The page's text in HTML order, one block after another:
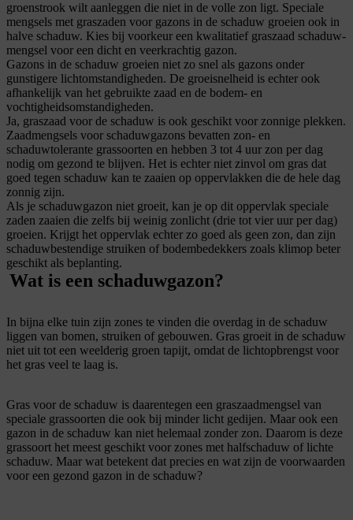
groenstrook wilt aanleggen die niet in de volle zon ligt. Speciale
mengsels met graszaden voor gazons in de schaduw groeien ook in
halve schaduw. Kies bij voorkeur een kwalitatief graszaad schaduw-
mengsel voor een dicht en veerkrachtig gazon.
Gazons in de schaduw groeien niet zo snel als gazons onder
gunstigere lichtomstandigheden. De groeisnelheid is echter ook
afhankelijk van het gebruikte zaad en de bodem- en
vochtigheidsomstandigheden.
Ja, graszaad voor de schaduw is ook geschikt voor zonnige plekken.
Zaadmengsels voor schaduwgazons bevatten zon- en
schaduwtolerante grassoorten en hebben 3 tot 4 uur zon per dag
nodig om gezond te blijven. Het is echter niet zinvol om gras dat
goed tegen schaduw kan te zaaien op oppervlakken die de hele dag
zonnig zijn.
Als je schaduwgazon niet groeit, kan je op dit oppervlak speciale
zaden zaaien die zelfs bij weinig zonlicht (drie tot vier uur per dag)
groeien. Krijgt het oppervlak echter zo goed als geen zon, dan zijn
schaduwbestendige struiken of bodembedekkers zoals klimop beter
geschikt als beplanting.
Wat is een schaduwgazon?
In bijna elke tuin zijn zones te vinden die overdag in de schaduw
liggen van bomen, struiken of gebouwen. Gras groeit in de schaduw
niet uit tot een weelderig groen tapijt, omdat de lichtopbrengst voor
het gras veel te laag is.
Gras voor de schaduw is daarentegen een graszaadmengsel van
speciale grassoorten die ook bij minder licht gedijen. Maar ook een
gazon in de schaduw kan niet helemaal zonder zon. Daarom is deze
grassoort het meest geschikt voor zones met halfschaduw of lichte
schaduw. Maar wat betekent dat precies en wat zijn de voorwaarden
voor een gezond gazon in de schaduw?